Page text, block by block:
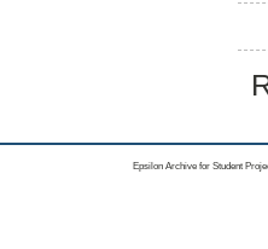
Epsilon Archive for Student